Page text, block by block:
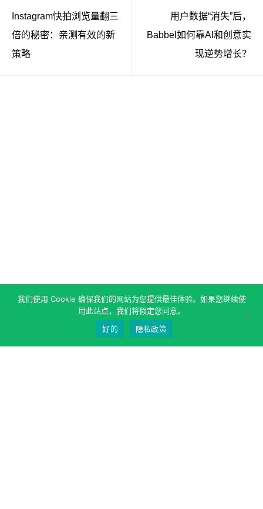
Instagram快拍浏览量翻三
倍的秘密：亲测有效的新
策略
用户数据“消失”后，
Babbel如何靠AI和创意实
现逆势增长？
我们使用 Cookie 确保我们的网站为您提供最佳体验。如果您继续使
用此站点，我们将假定您同意。
好的
隐私政策